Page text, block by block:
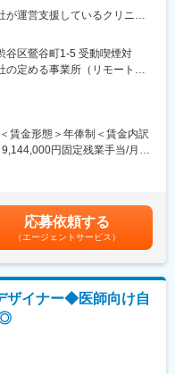
た子会社である
を設立、また同年9月にはク
まらず幅広い歯科の領域で
しております。
が運営支援しているクリニッ
に、担当する事業の売上を最
立案・遂行
から実行までをお任せしま
。
クや大手脱毛クリニックの立
と、業界で名前の知られる
組み「矯正を通じて笑顔に
て生まれたブランドです。
のイメージを変え、多くの
谷区鶯谷町1-5 受動喫煙対
の定める事業所（リモートワ
賃金形態＞年俸制＜賃金内訳
円固定残業手当/月：
選考を通じて上下する可能性
含めた表記です。
応募依頼する
（エージェントサービス）
ザイナー◆医師向け自
◎